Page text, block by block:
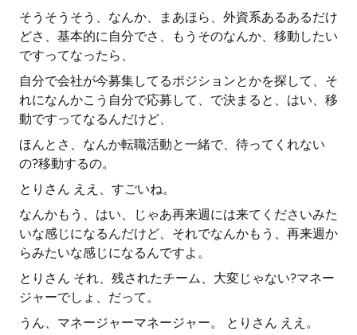
そうそうそう、なんか、まあほら、外資系あるあるだけ
どさ、基本的に自分でさ、もうそのなんか、移動したい
ですってなったら、
自分で会社が今募集してるポジションとかを探して、そ
れになんかこう自分で応募して、で決まると、はい、移
動ですってなるんだけど、
ほんとさ、なんか転職活動と一緒で、待ってくれない
の?移動するの。
とりさん ええ、すごいね。
なんかもう、はい、じゃあ再来週には来てくださいみた
いな感じになるんだけど、それでなんかもう、再来週か
らみたいな感じになるんですよ。
とりさん それ、残されたチーム、大変じゃない?マネー
ジャーでしょ、だって。
うん、マネージャーマネージャー。 とりさん ええ。